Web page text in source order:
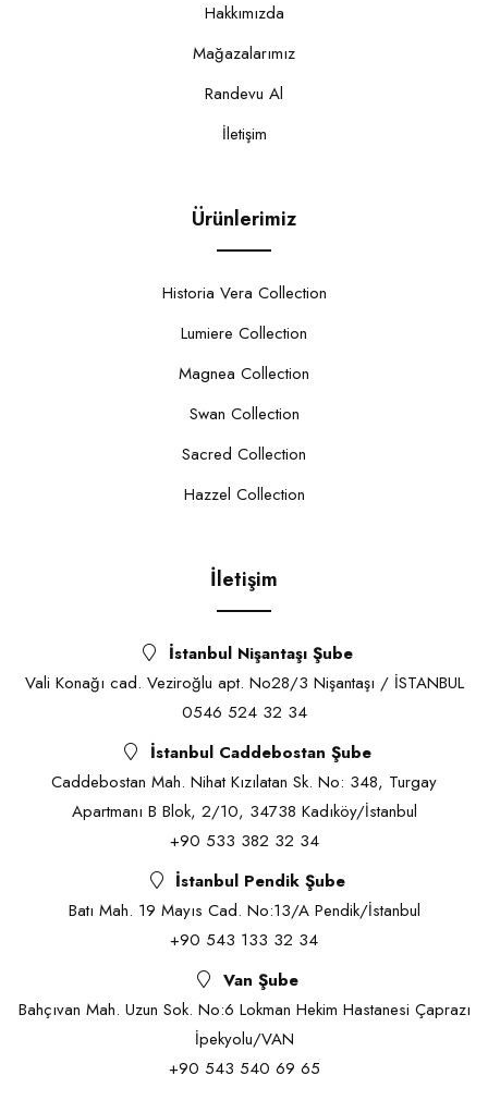
Hakkımızda
Mağazalarımız
Randevu Al
İletişim
Ürünlerimiz
Historia Vera Collection
Lumiere Collection
Magnea Collection
Swan Collection
Sacred Collection
Hazzel Collection
İletişim
İstanbul Nişantaşı Şube
Vali Konağı cad. Veziroğlu apt. No28/3 Nişantaşı / İSTANBUL
0546 524 32 34
İstanbul Caddebostan Şube
Caddebostan Mah. Nihat Kızılatan Sk. No: 348, Turgay
Apartmanı B Blok, 2/10, 34738 Kadıköy/İstanbul
+90 533 382 32 34
İstanbul Pendik Şube
Batı Mah. 19 Mayıs Cad. No:13/A Pendik/İstanbul
+90 543 133 32 34
Van Şube
Bahçıvan Mah. Uzun Sok. No:6 Lokman Hekim Hastanesi Çaprazı
İpekyolu/VAN
+90 543 540 69 65